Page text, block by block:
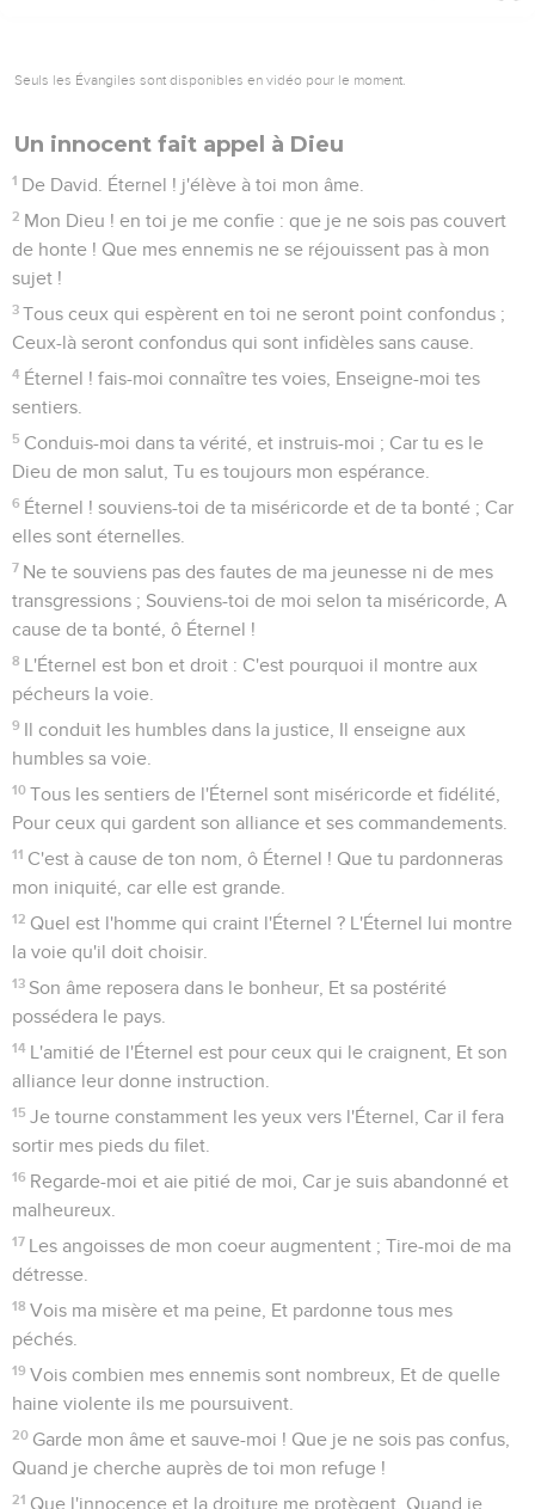
Seuls les Évangiles sont disponibles en vidéo pour le moment.
Un innocent fait appel à Dieu
1 De David. Éternel ! j'élève à toi mon âme.
2 Mon Dieu ! en toi je me confie : que je ne sois pas couvert
de honte ! Que mes ennemis ne se réjouissent pas à mon
sujet !
3 Tous ceux qui espèrent en toi ne seront point confondus ;
Ceux-là seront confondus qui sont infidèles sans cause.
4 Éternel ! fais-moi connaître tes voies, Enseigne-moi tes
sentiers.
5 Conduis-moi dans ta vérité, et instruis-moi ; Car tu es le
Dieu de mon salut, Tu es toujours mon espérance.
6 Éternel ! souviens-toi de ta miséricorde et de ta bonté ; Car
elles sont éternelles.
7 Ne te souviens pas des fautes de ma jeunesse ni de mes
transgressions ; Souviens-toi de moi selon ta miséricorde, A
cause de ta bonté, ô Éternel !
8 L'Éternel est bon et droit : C'est pourquoi il montre aux
pécheurs la voie.
9 Il conduit les humbles dans la justice, Il enseigne aux
humbles sa voie.
10 Tous les sentiers de l'Éternel sont miséricorde et fidélité,
Pour ceux qui gardent son alliance et ses commandements.
11 C'est à cause de ton nom, ô Éternel ! Que tu pardonneras
mon iniquité, car elle est grande.
12 Quel est l'homme qui craint l'Éternel ? L'Éternel lui montre
la voie qu'il doit choisir.
13 Son âme reposera dans le bonheur, Et sa postérité
possédera le pays.
14 L'amitié de l'Éternel est pour ceux qui le craignent, Et son
alliance leur donne instruction.
15 Je tourne constamment les yeux vers l'Éternel, Car il fera
sortir mes pieds du filet.
16 Regarde-moi et aie pitié de moi, Car je suis abandonné et
malheureux.
17 Les angoisses de mon coeur augmentent ; Tire-moi de ma
détresse.
18 Vois ma misère et ma peine, Et pardonne tous mes
péchés.
19 Vois combien mes ennemis sont nombreux, Et de quelle
haine violente ils me poursuivent.
20 Garde mon âme et sauve-moi ! Que je ne sois pas confus,
Quand je cherche auprès de toi mon refuge !
21 Que l'innocence et la droiture me protègent, Quand je